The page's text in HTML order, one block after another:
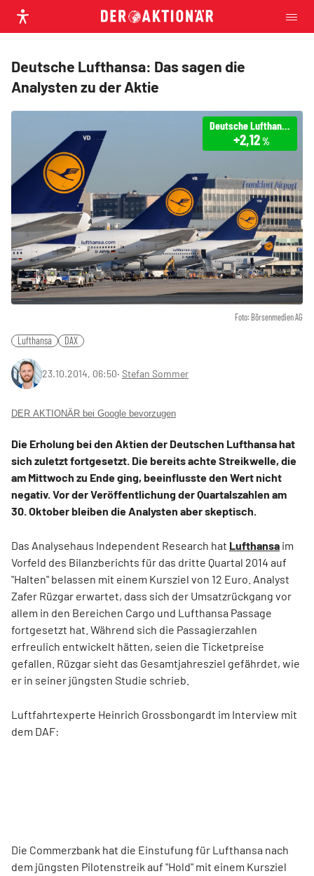
Deutsche Lufthansa: Das sagen die
Analysten zu der Aktie
Foto: Börsenmedien AG
Deutsche Lufthansa
+2,12 %
Lufthansa DAX
23.10.2014, 06:50‧ Stefan Sommer
DER AKTIONÄR bei Google bevorzugen
Die Erholung bei den Aktien der Deutschen Lufthansa hat
sich zuletzt fortgesetzt. Die bereits achte Streikwelle, die
am Mittwoch zu Ende ging, beeinflusste den Wert nicht
negativ. Vor der Veröffentlichung der Quartalszahlen am
30. Oktober bleiben die Analysten aber skeptisch.
Das Analysehaus Independent Research hat Lufthansa im
Vorfeld des Bilanzberichts für das dritte Quartal 2014 auf
"Halten" belassen mit einem Kursziel von 12 Euro. Analyst
Zafer Rüzgar erwartet, dass sich der Umsatzrückgang vor
allem in den Bereichen Cargo und Lufthansa Passage
fortgesetzt hat. Während sich die Passagierzahlen
erfreulich entwickelt hätten, seien die Ticketpreise
gefallen. Rüzgar sieht das Gesamtjahresziel gefährdet, wie
er in seiner jüngsten Studie schrieb.
Luftfahrtexperte Heinrich Grossbongardt im Interview mit
dem DAF:
Die Commerzbank hat die Einstufung für Lufthansa nach
dem jüngsten Pilotenstreik auf "Hold" mit einem Kursziel